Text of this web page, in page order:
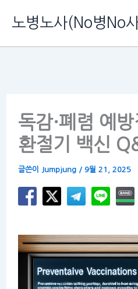
츠
노병노사(No병No
독감·폐렴 예
환절기 백신
글쓴이 Jumpjung / 9월 21, 2025